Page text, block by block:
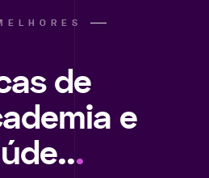
de
e
.